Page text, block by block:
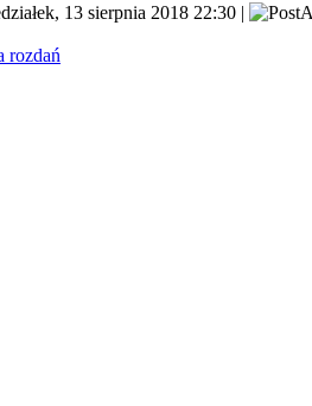
13 sierpnia 2018 22:30 |
rozdań